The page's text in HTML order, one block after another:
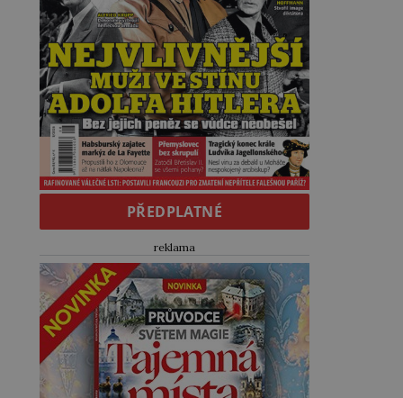
PŘEDPLATNÉ
reklama